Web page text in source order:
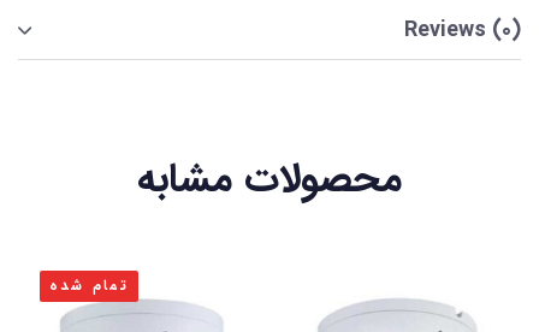
Reviews (0)
محصولات مشابه
تمام شده